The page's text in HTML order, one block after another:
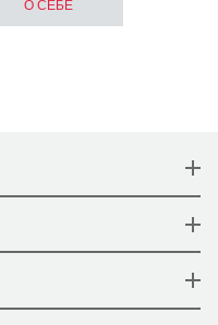
О СЕБЕ